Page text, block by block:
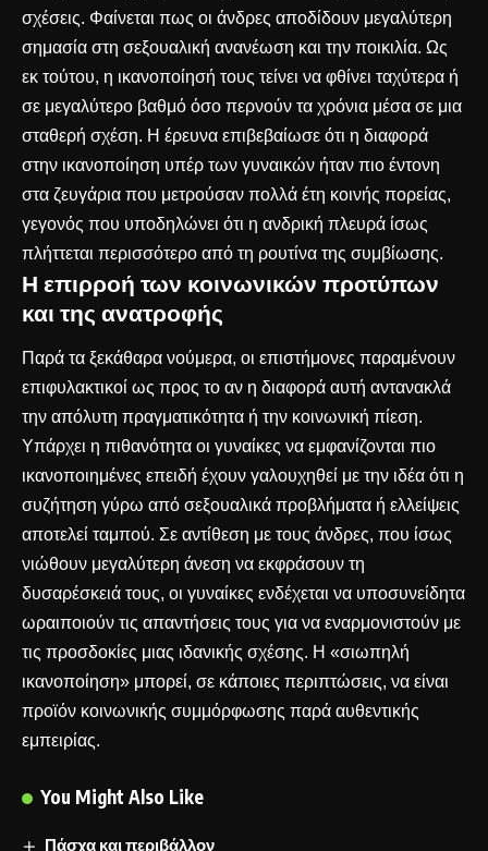
σχέσεις. Φαίνεται πως οι άνδρες αποδίδουν μεγαλύτερη
σημασία στη σεξουαλική ανανέωση και την ποικιλία. Ως
εκ τούτου, η ικανοποίησή τους τείνει να φθίνει ταχύτερα ή
σε μεγαλύτερο βαθμό όσο περνούν τα χρόνια μέσα σε μια
σταθερή σχέση. Η έρευνα επιβεβαίωσε ότι η διαφορά
στην ικανοποίηση υπέρ των γυναικών ήταν πιο έντονη
στα ζευγάρια που μετρούσαν πολλά έτη κοινής πορείας,
γεγονός που υποδηλώνει ότι η ανδρική πλευρά ίσως
πλήττεται περισσότερο από τη ρουτίνα της συμβίωσης.
Η επιρροή των κοινωνικών προτύπων
και της ανατροφής
Παρά τα ξεκάθαρα νούμερα, οι επιστήμονες παραμένουν
επιφυλακτικοί ως προς το αν η διαφορά αυτή αντανακλά
την απόλυτη πραγματικότητα ή την κοινωνική πίεση.
Υπάρχει η πιθανότητα οι γυναίκες να εμφανίζονται πιο
ικανοποιημένες επειδή έχουν γαλουχηθεί με την ιδέα ότι η
συζήτηση γύρω από σεξουαλικά προβλήματα ή ελλείψεις
αποτελεί ταμπού. Σε αντίθεση με τους άνδρες, που ίσως
νιώθουν μεγαλύτερη άνεση να εκφράσουν τη
δυσαρέσκειά τους, οι γυναίκες ενδέχεται να υποσυνείδητα
ωραιποιούν τις απαντήσεις τους για να εναρμονιστούν με
τις προσδοκίες μιας ιδανικής σχέσης. Η «σιωπηλή
ικανοποίηση» μπορεί, σε κάποιες περιπτώσεις, να είναι
προϊόν κοινωνικής συμμόρφωσης παρά αυθεντικής
εμπειρίας.
You Might Also Like
Πάσχα και περιβάλλον